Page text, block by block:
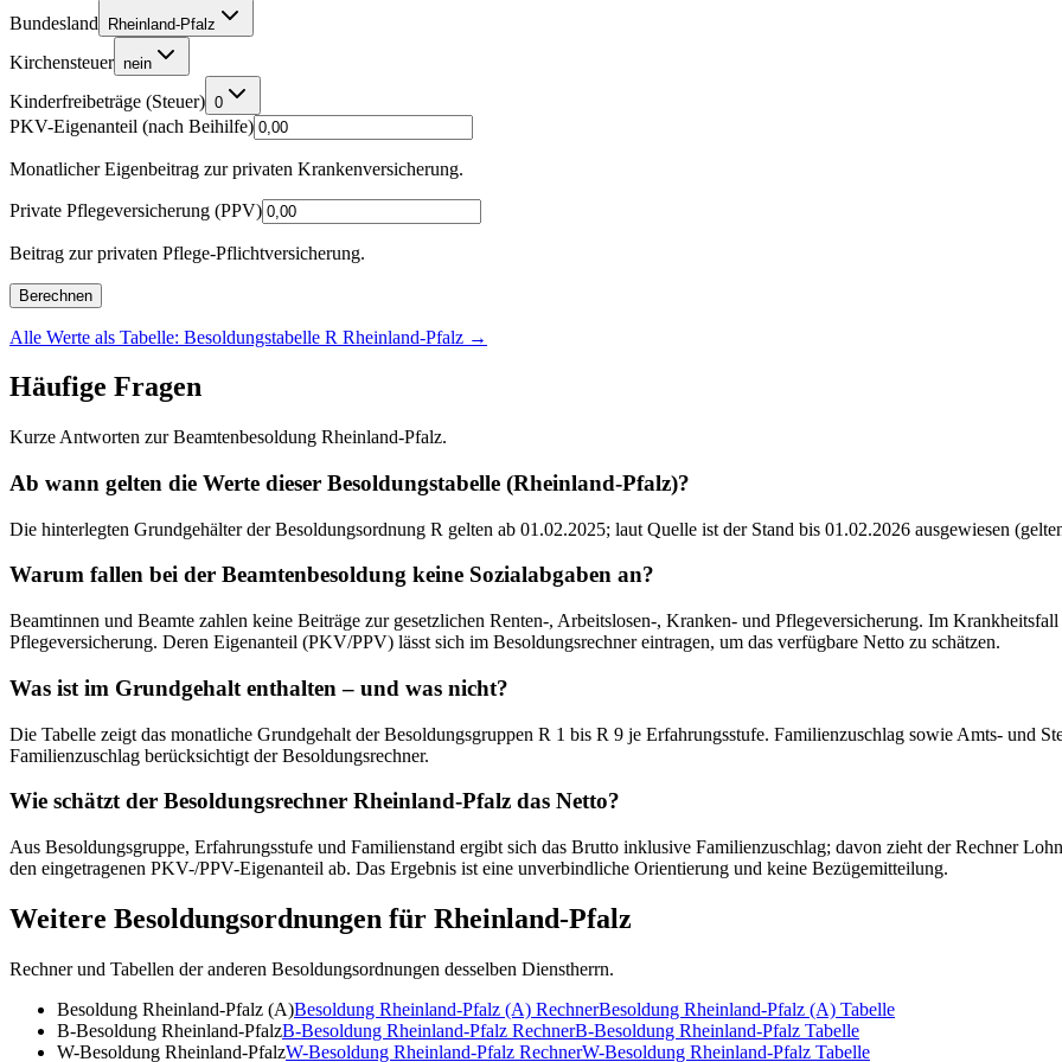
Bundesland Rheinland-Pfalz
Kirchensteuer nein
Kinderfreibeträge (Steuer) 0
PKV-Eigenanteil (nach Beihilfe)
Monatlicher Eigenbeitrag zur privaten Krankenversicherung.
Private Pflegeversicherung (PPV)
Beitrag zur privaten Pflege-Pflichtversicherung.
Berechnen
Alle Werte als Tabelle: Besoldungstabelle R Rheinland-Pfalz →
Häufige Fragen
Kurze Antworten zur Beamtenbesoldung Rheinland-Pfalz.
Ab wann gelten die Werte dieser Besoldungstabelle (Rheinland-Pfalz)?
Die hinterlegten Grundgehälter der Besoldungsordnung R gelten ab 01.02.2025; laut Quelle ist der Stand bis 01.02.2026 ausgewiesen
Warum fallen bei der Beamtenbesoldung keine Sozialabgaben an?
Beamtinnen und Beamte zahlen keine Beiträge zur gesetzlichen Renten-, Arbeitslosen-, Kranken- und Pflegeversicherung. Im
Pflegeversicherung. Deren Eigenanteil (PKV/PPV) lässt sich im Besoldungsrechner eintragen, um das verfügbare Netto zu schätzen.
Was ist im Grundgehalt enthalten – und was nicht?
Die Tabelle zeigt das monatliche Grundgehalt der Besoldungsgruppen R 1 bis R 9 je Erfahrungsstufe. Familienzuschlag sowie Amts- und
Familienzuschlag berücksichtigt der Besoldungsrechner.
Wie schätzt der Besoldungsrechner Rheinland-Pfalz das Netto?
Aus Besoldungsgruppe, Erfahrungsstufe und Familienstand ergibt sich das Brutto inklusive Familienzuschlag; davon zieht der Rechner
den eingetragenen PKV-/PPV-Eigenanteil ab. Das Ergebnis ist eine unverbindliche Orientierung und keine Bezügemitteilung.
Weitere Besoldungsordnungen für Rheinland-Pfalz
Rechner und Tabellen der anderen Besoldungsordnungen desselben Dienstherrn.
Besoldung Rheinland-Pfalz (A)Besoldung Rheinland-Pfalz (A) RechnerBesoldung Rheinland-Pfalz (A) Tabelle
B-Besoldung Rheinland-PfalzB-Besoldung Rheinland-Pfalz RechnerB-Besoldung Rheinland-Pfalz Tabelle
W-Besoldung Rheinland-PfalzW-Besoldung Rheinland-Pfalz RechnerW-Besoldung Rheinland-Pfalz Tabelle